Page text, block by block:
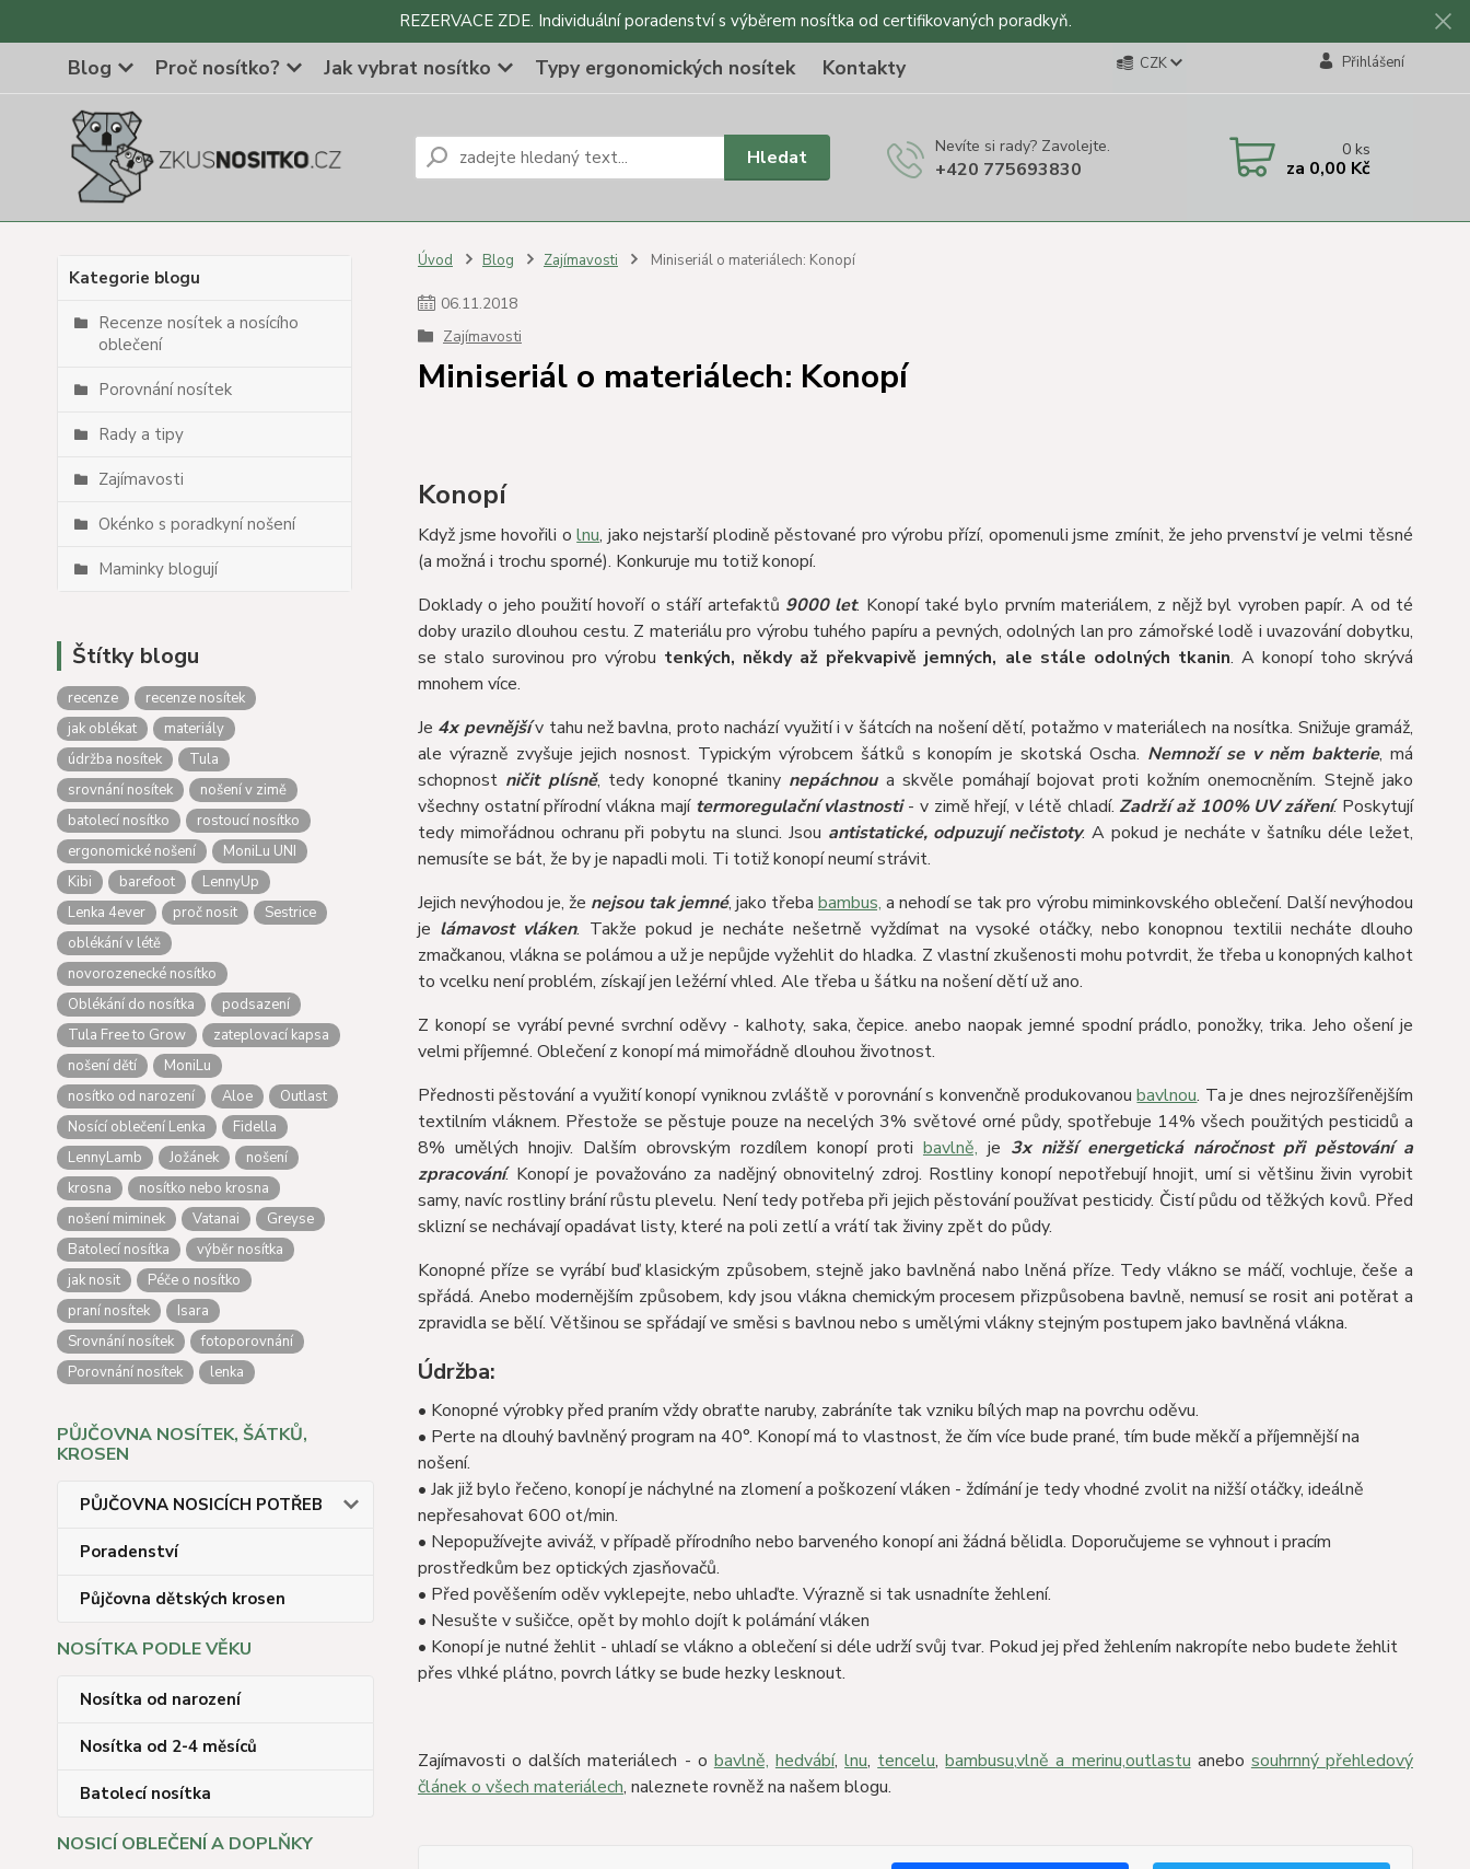
REZERVACE ZDE. Individuální poradenství s výběrem nosítka od certifikovaných poradkyň.
Blog Proč nosítko? Jak vybrat nosítko Typy ergonomických nosítek Kontakty CZK Přihlášení
Hledat Nevíte si rady? Zavolejte.
+420 775693830
0ks
za 0,00 Kč
Kategorie blogu
Recenze nosítek a nosícího
oblečení
Porovnání nosítek
Rady a tipy
Zajímavosti
Okénko s poradkyní nošení
Maminky blogují
Štítky blogu
recenze
recenze nosítek
jak oblékat
materiály
údržba nosítek
Tula
srovnání nosítek
nošení v zimě
batolecí nosítko
rostoucí nosítko
ergonomické nošení
MoniLu UNI
Kibi
barefoot
LennyUp
Lenka 4ever
proč nosit
Sestrice
oblékání v létě
novorozenecké nosítko
Oblékání do nosítka
podsazení
Tula Free to Grow
zateplovací kapsa
nošení dětí
MoniLu
nosítko od narození
Aloe
Outlast
Nosící oblečení Lenka
Fidella
LennyLamb
Jožánek
nošení
krosna
nosítko nebo krosna
nošení miminek
Vatanai
Greyse
Batolecí nosítka
výběr nosítka
jak nosit
Péče o nosítko
praní nosítek
Isara
Srovnání nosítek
fotoporovnání
Porovnání nosítek
lenka
PŮJČOVNA NOSÍTEK, ŠÁTKŮ,
KROSEN
PŮJČOVNA NOSICÍCH POTŘEB
Poradenství
Půjčovna dětských krosen
NOSÍTKA PODLE VĚKU
Nosítka od narození
Nosítka od 2-4 měsíců
Batolecí nosítka
NOSICÍ OBLEČENÍ A DOPLŇKY
Úvod Blog Zajímavosti Miniseriál o materiálech: Konopí
06.11.2018
Zajímavosti
Miniseriál o materiálech: Konopí
Konopí
Když jsme hovořili olnu, jako nejstarší plodině pěstované pro výrobu přízí, opomenuli jsme zmínit, že jeho prvenství je velmi těsné
(a možná i trochu sporné). Konkuruje mu totiž konopí.
Doklady o jeho použití hovoří o stáří artefaktů 9000 let. Konopí také bylo prvním materiálem, z nějž byl vyroben papír. A od té
doby urazilo dlouhou cestu. Z materiálu pro výrobu tuhého papíru a pevných, odolných lan pro zámořské lodě i uvazování dobytku,
se stalo surovinou pro výrobu tenkých, někdy až překvapivě jemných, ale stále odolných tkanin. A konopí toho skrývá
mnohem více.
Je 4x pevnějšív tahu než bavlna, proto nachází využití i v šátcích na nošení dětí, potažmo v materiálech na nosítka. Snižuje gramáž,
ale výrazně zvyšuje jejich nosnost. Typickým výrobcem šátků s konopím je skotská Oscha. Nemnoží se v něm bakterie, má
schopnost ničit plísně, tedy konopné tkaniny nepáchnoua skvěle pomáhají bojovat proti kožním onemocněním. Stejně jako
všechny ostatní přírodní vlákna mají termoregulační vlastnosti- v zimě hřejí, v létě chladí.Zadrží až 100% UV záření. Poskytují
tedy mimořádnou ochranu při pobytu na slunci. Jsou antistatické, odpuzují nečistoty. A pokud je necháte v šatníku déle ležet,
nemusíte se bát, že by je napadli moli. Ti totiž konopí neumí strávit.
Jejich nevýhodou je, že nejsou tak jemné, jako třeba bambus, a nehodí se tak pro výrobu miminkovského oblečení. Další nevýhodou
je lámavost vláken. Takže pokud je necháte nešetrně vyždímat na vysoké otáčky, nebo konopnou textilii necháte dlouho
zmačkanou, vlákna se polámou a už je nepůjde vyžehlit do hladka. Z vlastní zkušenosti mohu potvrdit, že třeba u konopných kalhot
to vcelku není problém, získají jen ležérní vhled. Ale třeba u šátku na nošení dětí už ano.
Z konopí se vyrábí pevné svrchní oděvy - kalhoty, saka, čepice. anebo naopak jemné spodní prádlo, ponožky, trika. Jeho ošení je
velmi příjemné. Oblečení z konopí má mimořádně dlouhou životnost.
Přednosti pěstování a využití konopí vyniknou zvláště v porovnání s konvenčně produkovanoubavlnou. Ta je dnes nejrozšířenějším
textilním vláknem. Přestože se pěstuje pouze na necelých 3% světové orné půdy, spotřebuje 14% všech použitých pesticidů a
8% umělých hnojiv. Dalším obrovským rozdílem konopí proti bavlně, je 3x nižší energetická náročnost při pěstování a
zpracování. Konopí je považováno za nadějný obnovitelný zdroj. Rostliny konopí nepotřebují hnojit, umí si většinu živin vyrobit
samy, navíc rostliny brání růstu plevelu. Není tedy potřeba při jejich pěstování používat pesticidy. Čistí půdu od těžkých kovů. Před
sklizní se nechávají opadávat listy, které na poli zetlí a vrátí tak živiny zpět do půdy.
Konopné příze se vyrábí buď klasickým způsobem, stejně jako bavlněná nabo lněná příze. Tedy vlákno se máčí, vochluje, češe a
spřádá. Anebo modernějším způsobem, kdy jsou vlákna chemickým procesem přizpůsobena bavlně, nemusí se rosit ani potěrat a
zpravidla se bělí. Většinou se spřádají ve směsi s bavlnou nebo s umělými vlákny stejným postupem jako bavlněná vlákna.
Údržba:
• Konopné výrobky před praním vždy obraťte naruby, zabráníte tak vzniku bílých map na povrchu oděvu.
• Perte na dlouhý bavlněný program na 40°. Konopí má to vlastnost, že čím více bude prané, tím bude měkčí a příjemnější na
nošení.
• Jak již bylo řečeno, konopí je náchylné na zlomení a poškození vláken - ždímání je tedy vhodné zvolit na nižší otáčky, ideálně
nepřesahovat 600 ot/min.
• Nepopužívejte aviváž, v případě přírodního nebo barveného konopí ani žádná bělidla. Doporučujeme se vyhnout i pracím
prostředkům bez optických zjasňovačů.
• Před pověšením oděv vyklepejte, nebo uhlaďte. Výrazně si tak usnadníte žehlení.
• Nesušte v sušičce, opět by mohlo dojít k polámání vláken
• Konopí je nutné žehlit - uhladí se vlákno a oblečení si déle udrží svůj tvar. Pokud jej před žehlením nakropíte nebo budete žehlit
přes vlhké plátno, povrch látky se bude hezky lesknout.
Zajímavosti o dalších materiálech - o bavlně, hedvábí,lnu, tencelu,bambusu,vlně a merinu,outlastu anebo souhrnný přehledový
článek o všech materiálech, naleznete rovněž na našem blogu.